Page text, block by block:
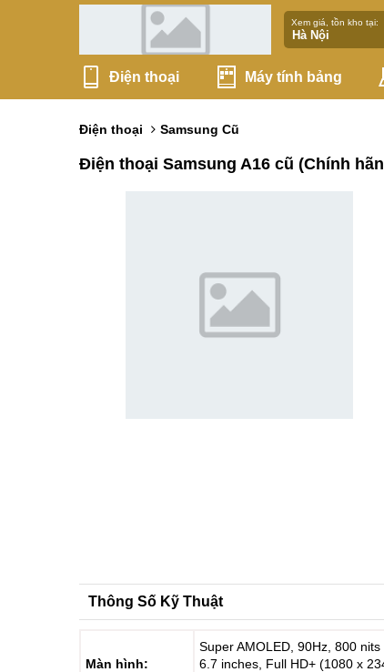
Xem giá, tồn kho tại:
Điện thoại Máy tính bảng
Điện thoại Samsung Cũ
Điện thoại Samsung A16 cũ (Chính
Thông Số Kỹ Thuật
Màn hình:
Super AMOLED, 90Hz, 800 nits
6.7 inches, Full HD+ (1080 x